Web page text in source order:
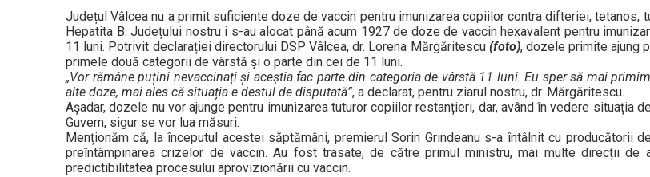
Județul Vâlcea nu a primit suficiente doze de vaccin pentru imunizarea copiilor contra difteriei, tetanos,
Hepatita B. Județului nostru i s-au alocat până acum 1927 de doze de vaccin hexavalent pentru
11 luni. Potrivit declarației directorului DSP Vâlcea, dr. Lorena Mărgăritescu (foto), dozele primite ajung
primele două categorii de vârstă și o parte din cei de 11 luni.
„Vor rămâne puțini nevaccinați și aceștia fac parte din categoria de vârstă 11 luni. Eu sper să mai
alte doze, mai ales că situația e destul de disputată”, a declarat, pentru ziarul nostru, dr. Mărgăritescu.
Așadar, dozele nu vor ajunge pentru imunizarea tuturor copiilor restanțieri, dar, având în vedere situația
Guvern, sigur se vor lua măsuri.
Menționăm că, la începutul acestei săptămâni, premierul Sorin Grindeanu s-a întâlnit cu producătorii
preîntâmpinarea crizelor de vaccin. Au fost trasate, de către primul ministru, mai multe direcții de
predictibilitatea procesului aprovizionării cu vaccin.